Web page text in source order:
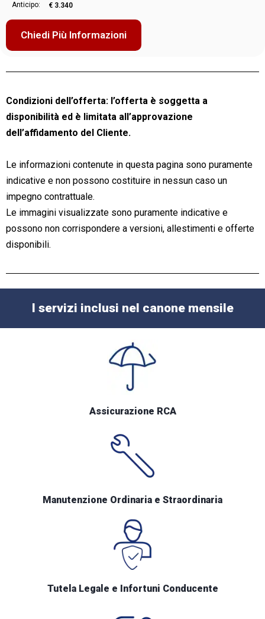
Anticipo:
€ 3.340
Chiedi Più Informazioni
Condizioni dell’offerta: l’offerta è soggetta a
disponibilità ed è limitata all’approvazione
dell’affidamento del Cliente.
Le informazioni contenute in questa pagina sono puramente
indicative e non possono costituire in nessun caso un
impegno contrattuale.
Le immagini visualizzate sono puramente indicative e
possono non corrispondere a versioni, allestimenti e offerte
disponibili.
I servizi inclusi nel canone mensile
Assicurazione RCA
Manutenzione Ordinaria e Straordinaria
Tutela Legale e Infortuni Conducente